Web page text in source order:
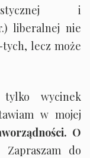
i
liberalnej nie
lecz może
wycinek
w mojej
O
Zapraszam do